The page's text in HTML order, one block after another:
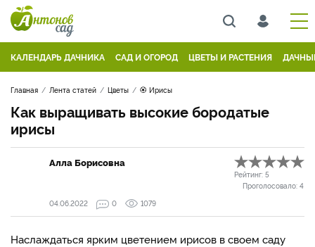
КАЛЕНДАРЬ ДАЧНИКА САД И ОГОРОД ЦВЕТЫ И РАСТЕНИЯ
Главная Лента статей Цветы 🏵 Ирисы
Как выращивать высокие бородатые
ирисы
Алла Борисовна
Рейтинг: 5
Проголосовало: 4
04.06.2022
0 1079
Наслаждаться ярким цветением ирисов в своем саду